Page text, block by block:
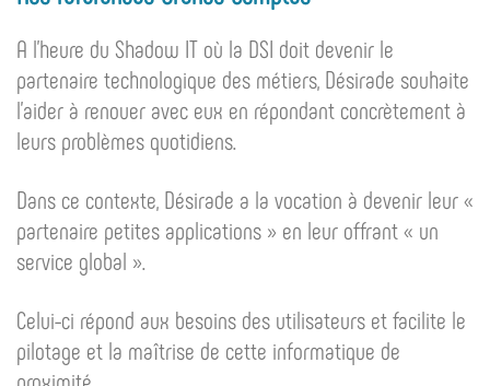
A l’heure du Shadow IT où la DSI doit devenir le
partenaire technologique des métiers, Désirade souhaite
l’aider à renouer avec eux en répondant concrètement à
leurs problèmes quotidiens.
Dans ce contexte, Désirade a la vocation à devenir leur «
partenaire petites applications » en leur offrant « un
service global ».
Celui-ci répond aux besoins des utilisateurs et facilite le
pilotage et la maîtrise de cette informatique de